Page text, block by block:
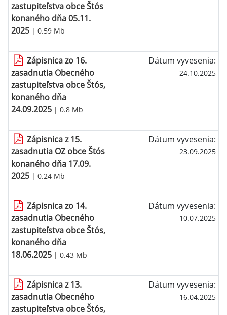
zastupiteľstva obce Štós
konaného dňa 05.11.
2025 | 0.59 Mb
Zápisnica zo 16.
zasadnutia Obecného
zastupiteľstva obce Štós,
konaného dňa
24.09.2025 | 0.8 Mb
Dátum vyvesenia:
24.10.2025
Zápisnica z 15.
zasadnutia OZ obce Štós
konaného dňa 17.09.
2025 | 0.24 Mb
Dátum vyvesenia:
23.09.2025
Zápisnica zo 14.
zasadnutia Obecného
zastupiteľstva obce Štós,
konaného dňa
18.06.2025 | 0.43 Mb
Dátum vyvesenia:
10.07.2025
Zápisnica z 13.
zasadnutia Obecného
zastupiteľstva obce Štós,
Dátum vyvesenia:
16.04.2025